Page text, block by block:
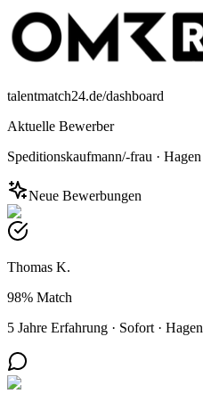
talentmatch24.de/dashboard
Aktuelle Bewerber
Speditionskaufmann/-frau · Hagen
Neue Bewerbungen
Thomas K.
98% Match
5 Jahre Erfahrung · Sofort · Hagen